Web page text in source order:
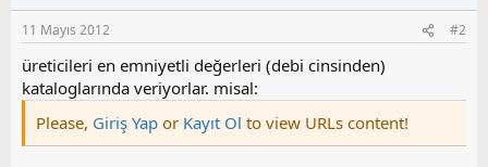
11 Mayıs 2012 #2
üreticileri en emniyetli değerleri (debi cinsinden)
kataloglarında veriyorlar. misal:
Please, Giriş Yap or Kayıt Ol to view URLs content!